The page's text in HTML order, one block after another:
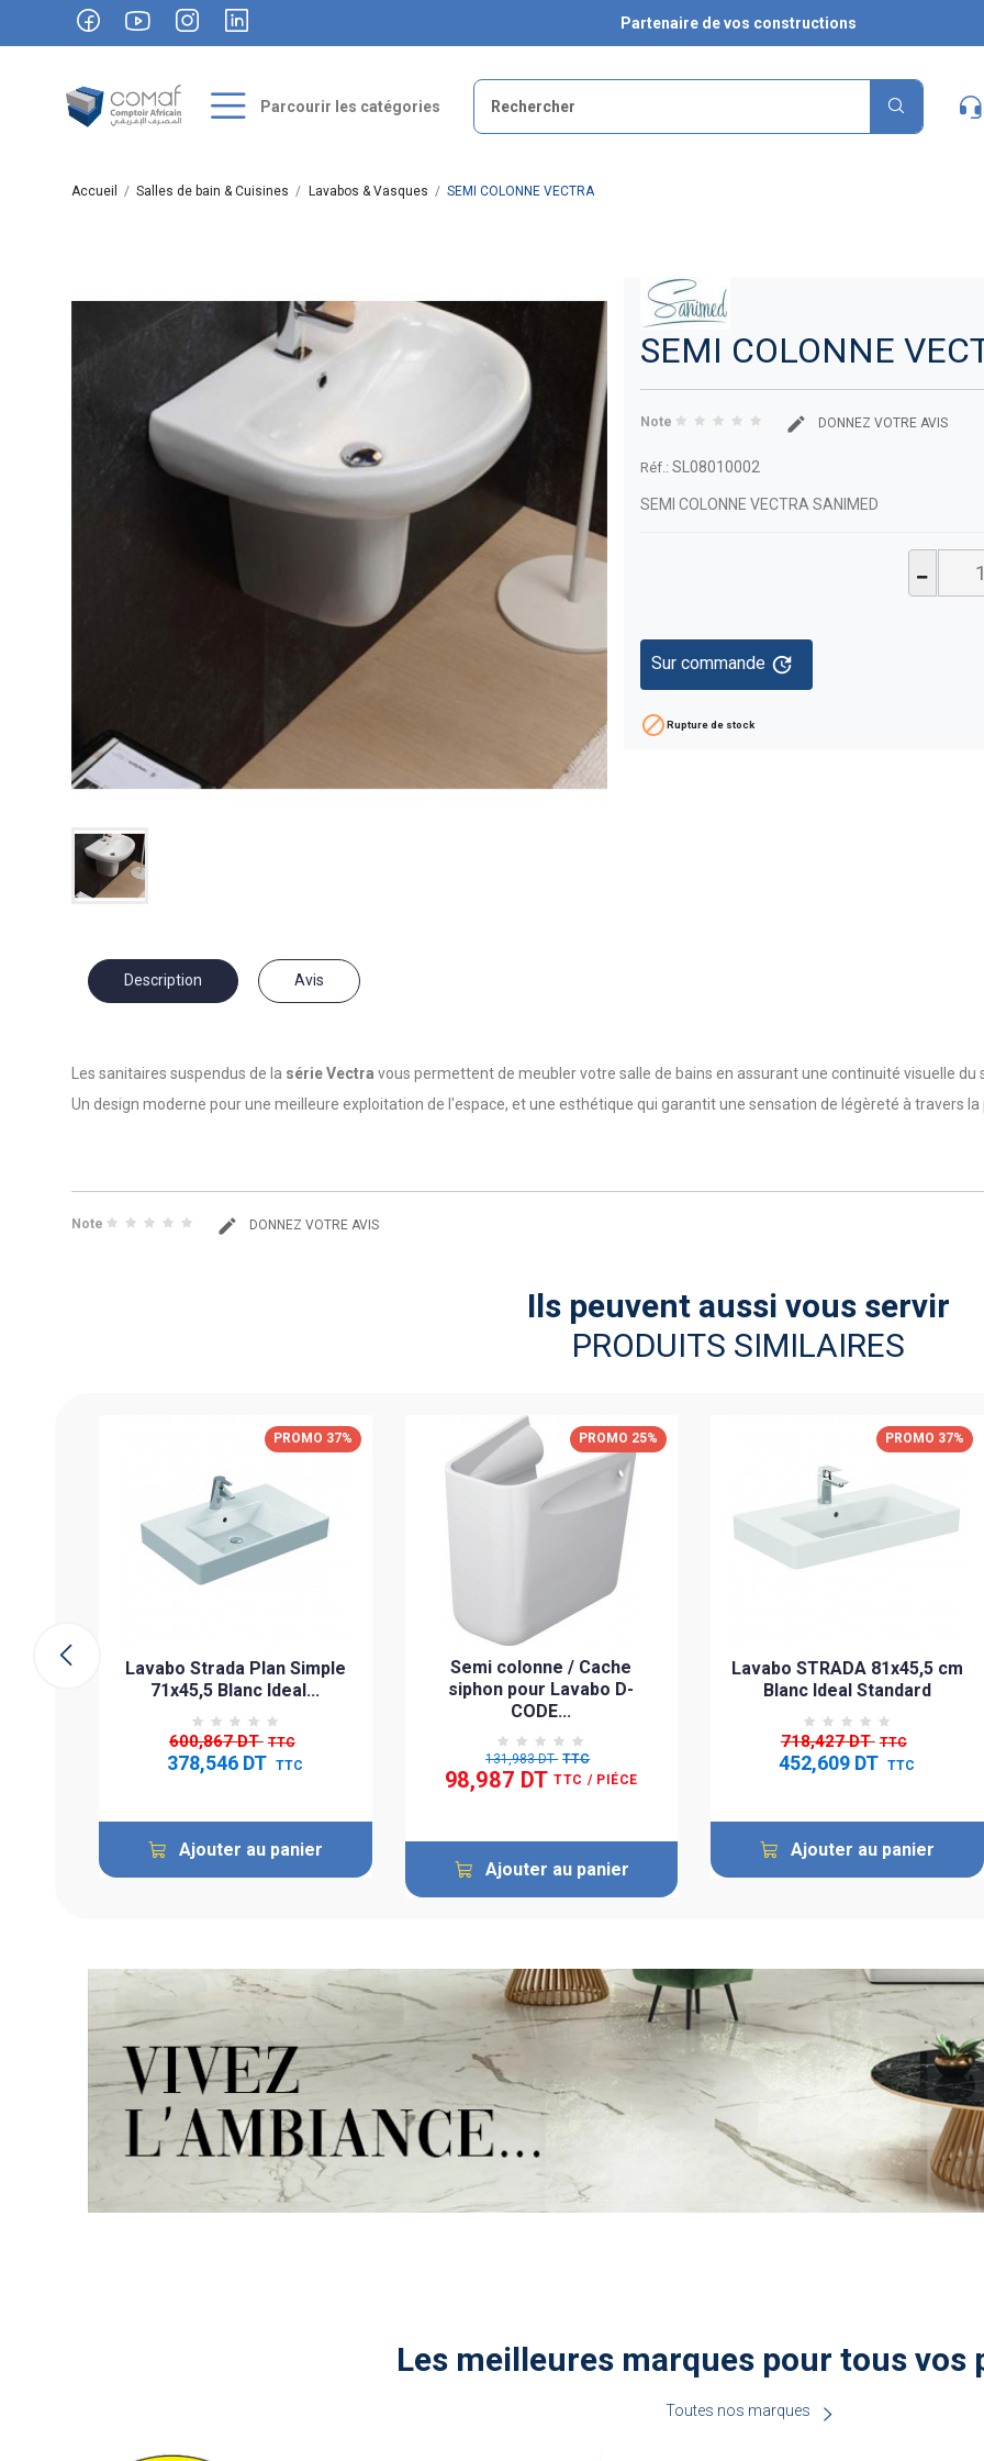
Partenaire de vos constructions
Parcourir les catégories
Accueil Salles de bain & Cuisines Lavabos & Vasques SEMI COLONNE VECTRA
SEMI COLONNE
Note DONNEZ VOTRE AVIS
Réf.: SL08010002
SEMI COLONNE VECTRA SANIMED
Sur commande update
Rupture de stock
Description Avis
Les sanitaires suspendus de la série Vectra vous permettent de meubler votre salle de bains en assurant une continuité visuelle du
Un design moderne pour une meilleure exploitation de l'espace, et une esthétique qui garantit une sensation de légèreté à travers la
Note DONNEZ VOTRE AVIS
Ils peuvent aussi vous servir
PRODUITS SIMILAIRES
PROMO 37%
Lavabo Strada Plan Simple
71x45,5 Blanc Ideal...
600,867 DT TTC
378,546 DT TTC
Ajouter au panier
PROMO 25%
Semi colonne / Cache
siphon pour Lavabo D-
CODE...
131,983 DT TTC
98,987 DT TTC / PIÉCE
Ajouter au panier
PROMO 37%
Lavabo STRADA 81x45,5 cm
Blanc Ideal Standard
718,427 DT TTC
452,609 DT TTC
Ajouter au panier
Les meilleures marques pour tous vos
Toutes nos marques